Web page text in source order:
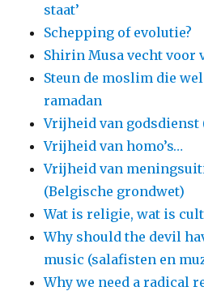
staat’
Schepping of evolutie?
Shirin Musa vecht voor
Steun de moslim die
ramadan
Vrijheid van
Vrijheid van homo’s…
Vrijheid van
(Belgische grondwet)
Wat is religie, wat is
Why should the devil
music (salafisten en
Why we need a radical